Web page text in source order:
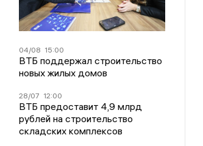
04/08 15:00
ВТБ поддержал строительство
новых жилых домов
28/07 12:00
ВТБ предоставит 4,9 млрд
рублей на строительство
складских комплексов